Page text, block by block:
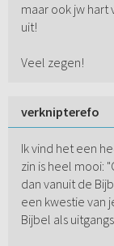
maar ook jw
uit!
Veel zegen!
verknipterefo
Ik vind het een
zin is heel mooi:
dan vanuit de
een kwestie van
Bijbel als